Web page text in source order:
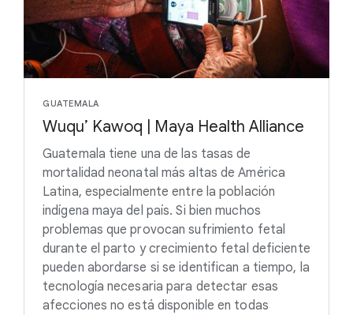
GUATEMALA
Wuqu’ Kawoq | Maya Health Alliance
Guatemala tiene una de las tasas de
mortalidad neonatal más altas de América
Latina, especialmente entre la población
indígena maya del país. Si bien muchos
problemas que provocan sufrimiento fetal
durante el parto y crecimiento fetal deficiente
pueden abordarse si se identifican a tiempo, la
tecnología necesaria para detectar esas
afecciones no está disponible en todas